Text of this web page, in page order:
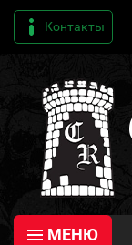
Контакты
МЕНЮ